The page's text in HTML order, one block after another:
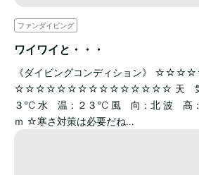
ファンダイビング
ワイワイと・・・
《ダイビングコンディション
☆☆☆☆☆☆☆☆☆☆☆☆☆☆☆ 天 気：
３℃ 水 温：２３℃ 風 向：北 波 高：
ｍ ☆寒さ対策は必要だね…